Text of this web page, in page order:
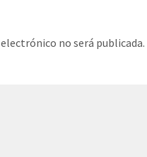
no será publicada.